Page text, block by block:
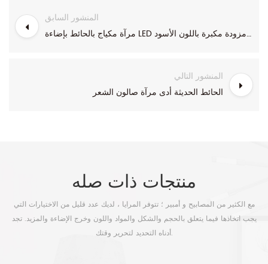
المنشور السابق
مرآة مكياج بالحائط بإضاءة LED مزدوجة الجوانب مقاس 8 بوصات مزودة مكبرة باللون الأسود
المنشور التالي
الحائط الحديثة أدى مرآة صالون الشعر
منتجات ذات صله
مع الكثير من المصابيح و أمبير ؛ تتوفر المرايا ، لديك عدد قليل من الاختيارات التي
يجب اتخاذها فيما يتعلق بالحجم والشكل والمواد واللون وخرج الإضاءة والمزيد. تجد
أدناه التحديد لتحرير وقتك.